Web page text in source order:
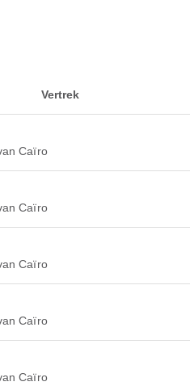
Vertrek
Caïro
Caïro
Caïro
Caïro
Caïro